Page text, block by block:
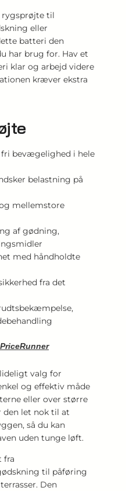
rygsprøjte til
eller
batteri den
har brug for. Hav et
klar og arbejd videre
kræver ekstra
bevægelighed i hele
belastning på
mellemstore
af gødning,
med håndholdte
fra det
PriceRunner
valg for
og effektiv måde
eller over større
den let nok til at
så du kan
uden tunge løft.
fra
til påføring
Den